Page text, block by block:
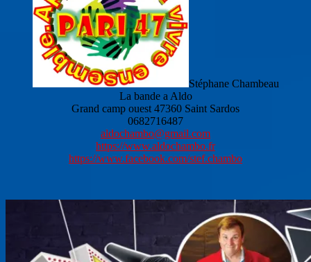
Stéphane Chambeau
La bande a Aldo
Grand camp ouest 47360 Saint Sardos
0682716487
aldochambo@gmail.com
https://www.aldochambo.fr
https://www.facebook.com/stef.chambo